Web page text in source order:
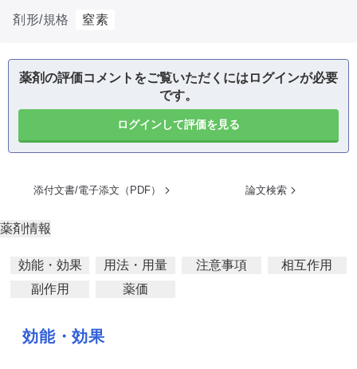
剤形/規格
窒素
薬剤の評価コメントをご覧いただくにはログインが必要
です。
ログインして評価を見る
添付文書/電子添文（PDF） 論文検索
薬剤情報
効能・効果 用法・用量 注意事項
相互作用
副作用
薬価
効能・効果